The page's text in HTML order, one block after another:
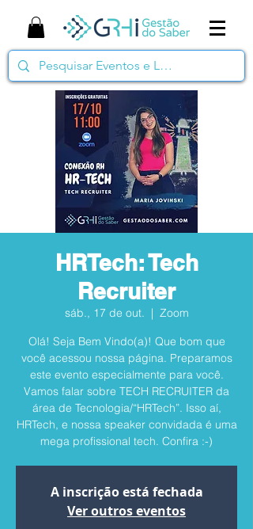
HRTech: Tech
Recruiter
sáb., 17 de out.
  |
Zoom
Olá! Seja Bem Vindo(a)! Que bom que
você acessou nossa página. Preparamos
este evento especialmente para você.
Vamos falar sobre TECH RECRUITER da
área de Tecnologia/“HRTech”. Isso aí,
HRTech, e nossa speaker convidada é uma
mega profissional tech. Confira :-)
A inscrição está fechada
Ver outros eventos